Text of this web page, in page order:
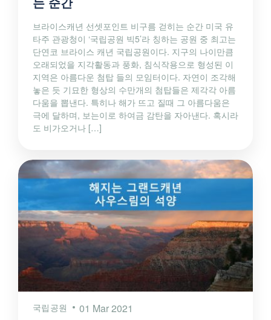
브라이스캐년 선셋포인트 비구름 걷히는 순간 미국 유
타주 관광청이 ‘국립공원 빅5’라 칭하는 공원 중 최고는
단연코 브라이스 캐년 국립공원이다. 지구의 나이만큼
오래되었을 지각활동과 풍화, 침식작용으로 형성된 이
지역은 아름다운 첨탑 들의 모임터이다. 자연이 조각해
놓은 듯 기묘한 형상의 수만개의 첨탑들은 제각각 아름
다움을 뽑낸다. 특히나 해가 뜨고 질때 그 아름다움은
극에 달하며, 보는이로 하여금 감탄을 자아낸다. 혹시라
도 비가오거나 […]
국립공원 01 Mar 2021